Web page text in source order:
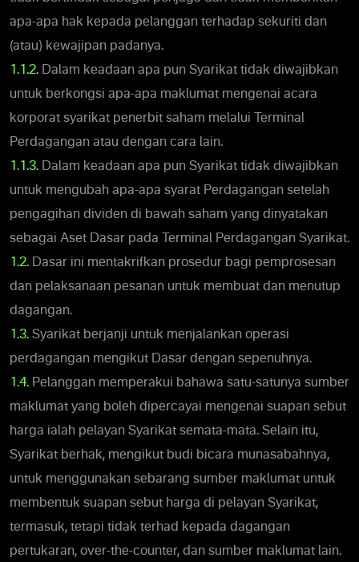
apa-apa hak kepada pelanggan terhadap sekuriti dan
(atau) kewajipan padanya.
1.1.2. Dalam keadaan apa pun Syarikat tidak diwajibkan
untuk berkongsi apa-apa maklumat mengenai acara
korporat syarikat penerbit saham melalui Terminal
Perdagangan atau dengan cara lain.
1.1.3. Dalam keadaan apa pun Syarikat tidak diwajibkan
untuk mengubah apa-apa syarat Perdagangan setelah
pengagihan dividen di bawah saham yang dinyatakan
sebagai Aset Dasar pada Terminal Perdagangan Syarikat.
1.2. Dasar ini mentakrifkan prosedur bagi pemprosesan
dan pelaksanaan pesanan untuk membuat dan menutup
dagangan.
1.3. Syarikat berjanji untuk menjalankan operasi
perdagangan mengikut Dasar dengan sepenuhnya.
1.4. Pelanggan memperakui bahawa satu-satunya sumber
maklumat yang boleh dipercayai mengenai suapan sebut
harga ialah pelayan Syarikat semata-mata. Selain itu,
Syarikat berhak, mengikut budi bicara munasabahnya,
untuk menggunakan sebarang sumber maklumat untuk
membentuk suapan sebut harga di pelayan Syarikat,
termasuk, tetapi tidak terhad kepada dagangan
pertukaran, over-the-counter, dan sumber maklumat lain.